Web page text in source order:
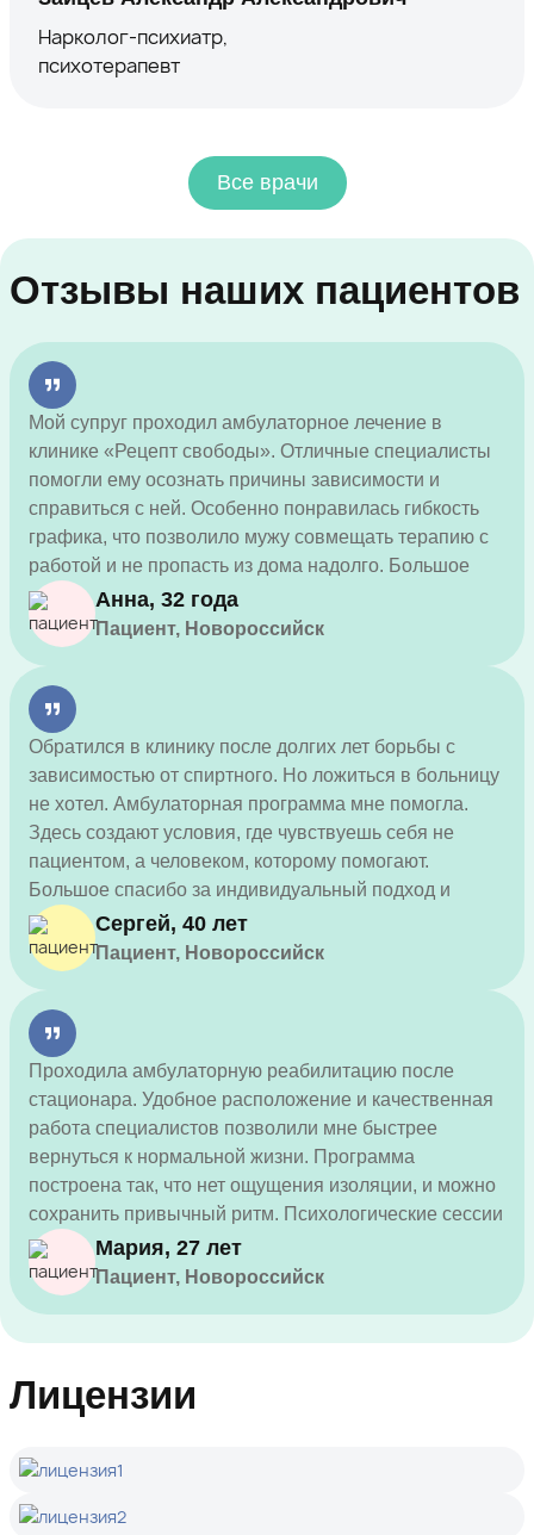
Нарколог-психиатр,
психотерапевт
Все врачи
Отзывы наших пациентов
Мой супруг проходил амбулаторное лечение в
клинике «Рецепт свободы». Отличные специалисты
помогли ему осознать причины зависимости и
справиться с ней. Особенно понравилась гибкость
графика, что позволило мужу совмещать терапию с
работой и не пропасть из дома надолго. Большое
спасибо за чуткость и профессионализм!
Анна, 32 года
Пациент, Новороссийск
Обратился в клинику после долгих лет борьбы с
зависимостью от спиртного. Но ложиться в больницу
не хотел. Амбулаторная программа мне помогла.
Здесь создают условия, где чувствуешь себя не
пациентом, а человеком, которому помогают.
Большое спасибо за индивидуальный подход и
поддержку во время лечения.
Сергей, 40 лет
Пациент, Новороссийск
Проходила амбулаторную реабилитацию после
стационара. Удобное расположение и качественная
работа специалистов позволили мне быстрее
вернуться к нормальной жизни. Программа
построена так, что нет ощущения изоляции, и можно
сохранить привычный ритм. Психологические сессии
оказались весьма полезными. Всем рекомендую
клинику.
Мария, 27 лет
Пациент, Новороссийск
Лицензии